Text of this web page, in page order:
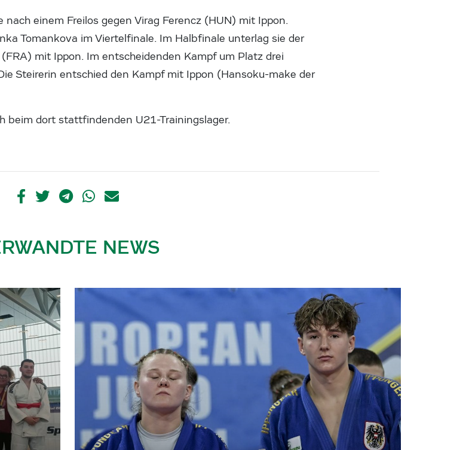
nach einem Freilos gegen Virag Ferencz (HUN) mit Ippon.
Tomankova im Viertelfinale. Im Halbfinale unterlag sie der
mit Ippon. Im entscheidenden Kampf um Platz drei
Steirerin entschied den Kampf mit Ippon (Hansoku-make der
beim dort stattfindenden U21-Trainingslager.
NEWS